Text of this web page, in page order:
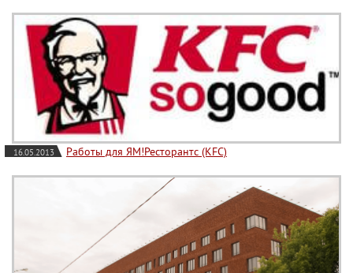
16.05.2013 Работы для ЯМ!Ресторантс (KFC)